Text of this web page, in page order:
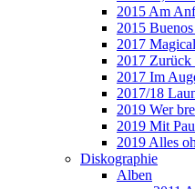
2015 Am
2015
2017
2017
2017 Im
2017/18
2019 Wer
2019 Mit
2019 Alles
Diskographie
Alben